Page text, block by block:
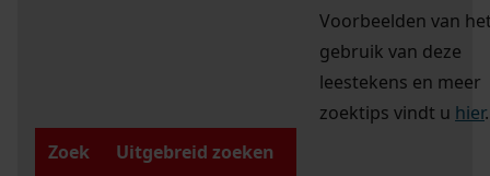
Voorbeelden van
gebruik van deze
leestekens en meer
zoektips vindt u hier.
Zoek
Uitgebreid zoeken